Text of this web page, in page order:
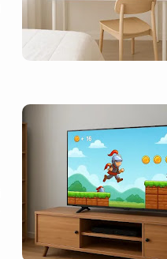
7 Jun 2025